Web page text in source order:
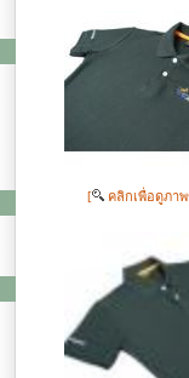
[ คลิกเพื่อดูภาพ